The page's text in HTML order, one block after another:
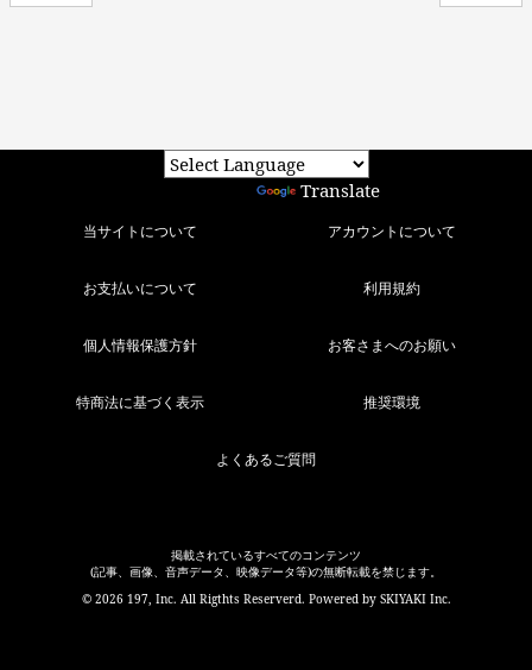
Translate
当サイトについて アカウントについて
お支払いについて 利用規約
個人情報保護方針 お客さまへのお願い
特商法に基づく表示 推奨環境
よくあるご質問
掲載されているすべてのコンテンツ
(記事、画像、音声データ、映像データ等)の無断転載を禁じます。
© 2026 197, Inc. All Rigthts Reserverd. Powered by SKIYAKI Inc.